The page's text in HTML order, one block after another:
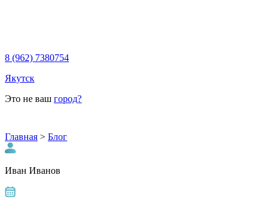
8 (962) 7380754
Якутск
Это не ваш город?
Главная > Блог
Иван Иванов